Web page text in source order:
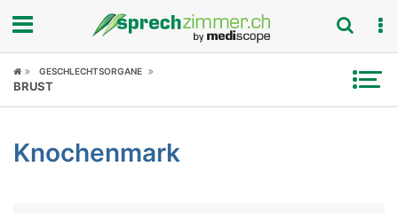
Fokus
Symptome
GESCHLECHTSORGANE
BRUST
Knochenmark